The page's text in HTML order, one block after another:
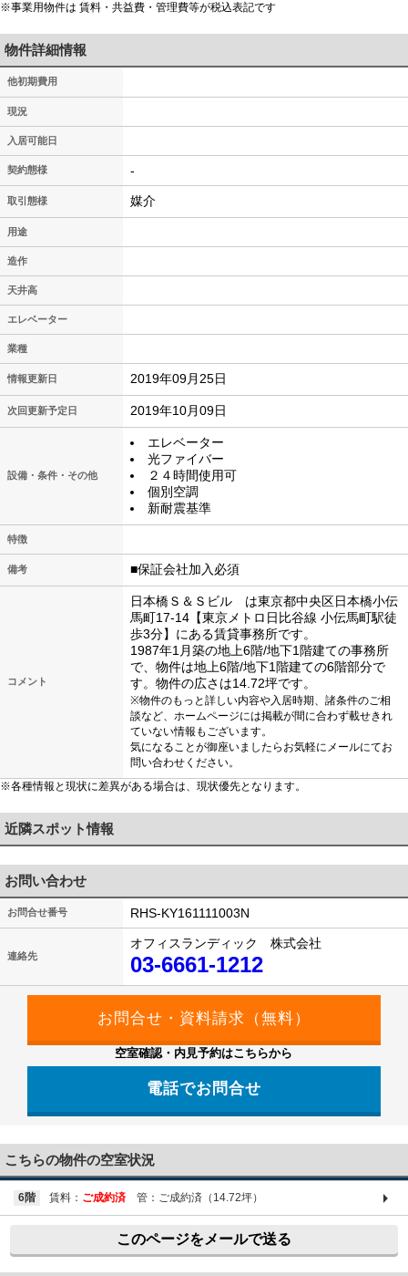
※事業用物件は 賃料・共益費・管理費等が税込表記です
物件詳細情報
他初期費用
現況
入居可能日
契約態様 -
取引態様 媒介
用途
造作
天井高
エレベーター
業種
情報更新日 2019年09月25日
次回更新予定日 2019年10月09日
設備・条件・その他
エレベーター
光ファイバー
２４時間使用可
個別空調
新耐震基準
特徴
備考 ■保証会社加入必須
コメント
日本橋Ｓ＆Ｓビル は東京都中央区日本橋小伝
馬町17-14【東京メトロ日比谷線 小伝馬町駅徒
歩3分】にある賃貸事務所です。
1987年1月築の地上6階/地下1階建ての事務所
で、物件は地上6階/地下1階建ての6階部分で
す。物件の広さは14.72坪です。
※物件のもっと詳しい内容や入居時期、諸条件のご相
談など、ホームページには掲載が間に合わず載せきれ
ていない情報もございます。
気になることが御座いましたらお気軽にメールにてお
問い合わせください。
※各種情報と現状に差異がある場合は、現状優先となります。
近隣スポット情報
お問い合わせ
お問合せ番号 RHS-KY161111003N
連絡先
オフィスランディック 株式会社
03-6661-1212
空室確認・内見予約はこちらから
電話でお問合せ
こちらの物件の空室状況
6階 賃料： ご成約済 管：ご成約済（14.72坪）
このページをメールで送る